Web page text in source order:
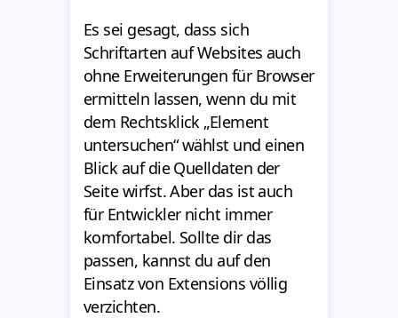
Es sei gesagt, dass sich
Schriftarten auf Websites auch
ohne Erweiterungen für Browser
ermitteln lassen, wenn du mit
dem Rechtsklick „Element
untersuchen“ wählst und einen
Blick auf die Quelldaten der
Seite wirfst. Aber das ist auch
für Entwickler nicht immer
komfortabel. Sollte dir das
passen, kannst du auf den
Einsatz von Extensions völlig
verzichten.